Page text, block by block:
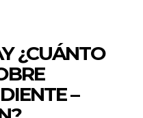
¿CUÁNTO
–